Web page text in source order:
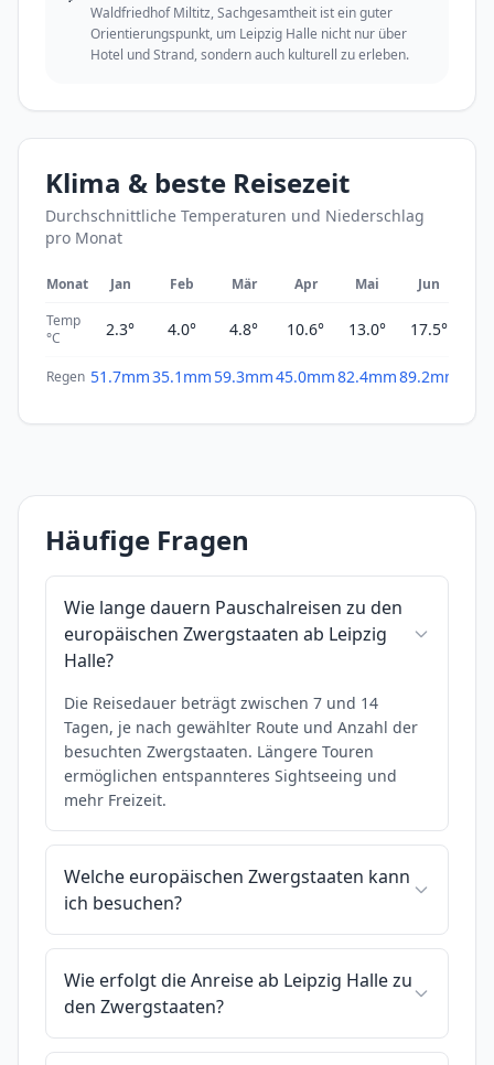
Waldfriedhof Miltitz, Sachgesamtheit ist ein guter
Orientierungspunkt, um Leipzig Halle nicht nur über
Hotel und Strand, sondern auch kulturell zu erleben.
Klima & beste Reisezeit
Durchschnittliche Temperaturen und Niederschlag
pro Monat
Monat Jan Feb Mär Apr Mai Jun
Temp
°C
2.3° 4.0° 4.8° 10.6° 13.0° 17.5°
Regen 51.7mm35.1mm 59.3mm45.0mm82.4mm89.2mm
Häufige Fragen
Wie lange dauern Pauschalreisen zu den
europäischen Zwergstaaten ab Leipzig
Halle?
Die Reisedauer beträgt zwischen 7 und 14
Tagen, je nach gewählter Route und Anzahl der
besuchten Zwergstaaten. Längere Touren
ermöglichen entspannteres Sightseeing und
mehr Freizeit.
Welche europäischen Zwergstaaten kann
ich besuchen?
Wie erfolgt die Anreise ab Leipzig Halle zu
den Zwergstaaten?